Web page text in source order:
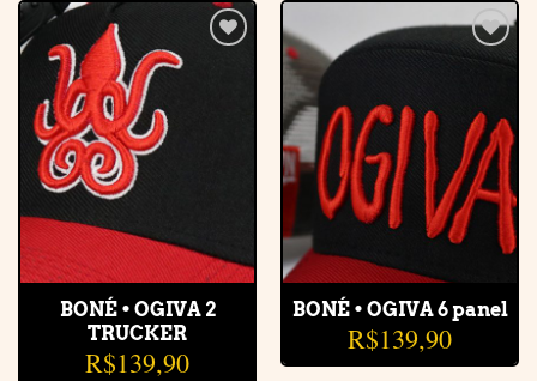
Adicionar
à lista de
desejos
BONÉ • OGIVA 2
TRUCKER
R$139,90
desejos
BONÉ • OGIVA 6 panel
R$139,90